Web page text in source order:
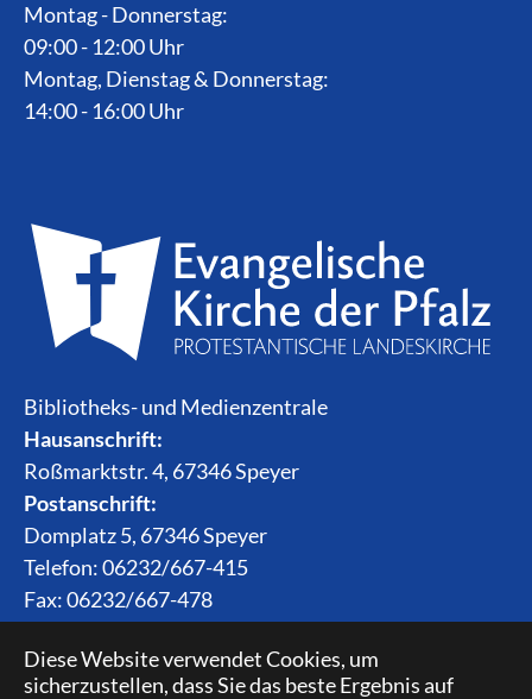
Diese Website verwendet Cookies, um
sicherzustellen, dass Sie das beste Ergebnis auf
Montag - Donnerstag:
09:00 - 12:00 Uhr
Montag, Dienstag & Donnerstag:
14:00 - 16:00 Uhr
Bibliotheks- und Medienzentrale
Hausanschrift:
Roßmarktstr. 4, 67346 Speyer
Postanschrift:
Domplatz 5, 67346 Speyer
Telefon: 06232/667-415
Fax: 06232/667-478